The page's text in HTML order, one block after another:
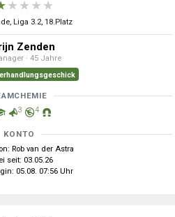
★ ★ ★ ★
Liga 3.2, 18.Platz
Zenden
· 45 Jahre
3 4
KONTO
Rob van der Astra
seit: 03.05.26
05.08. 07:56 Uhr